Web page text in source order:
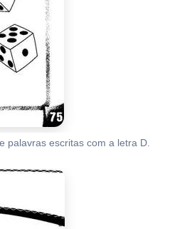
palavras escritas com a letra D.